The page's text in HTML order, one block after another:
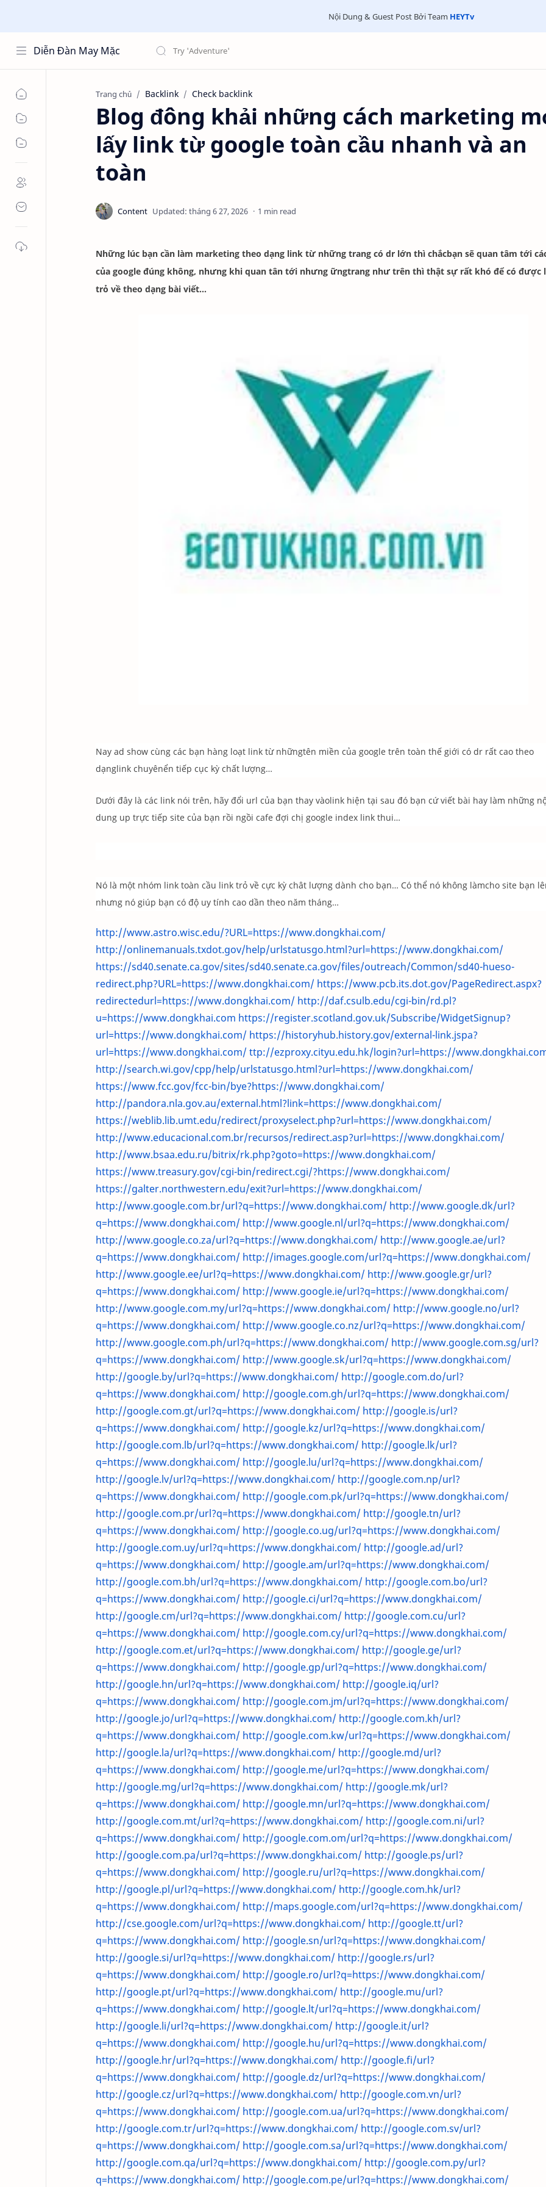
Nội Dung & Guest Post Bởi Team HEYTv
Diễn Đàn May Mặc
Trang chủ Backlink Check backlink
Blog đông khải những cách marketing
lấy link từ google toàn cầu nhanh và an
toàn
1 min read
Những lúc bạn cần làm marketing theo dạng link từ những trang có dr lớn thì chắcbạn sẽ quan tâm tới
của google đúng không, nhưng khi quan tân tới nhưng ữngtrang như trên thì thật sự rất khó để có được
trỏ về theo dạng bài viết…
Nay ad show cùng các bạn hàng loạt link từ nhữngtên miền của google trên toàn thế giới có dr rất cao theo
dạnglink chuyênển tiếp cục kỳ chất lượng…
Dưới đây là các link nói trên, hãy đổi url của bạn thay vàolink hiện tại sau đó bạn cứ viết bài hay làm những
dung up trực tiếp site của bạn rồi ngồi cafe đợi chị google index link thui…
Nó là một nhóm link toàn cầu link trỏ về cực kỳ chât lượng dành cho bạn… Có thể nó không làmcho site bạn
nhưng nó giúp bạn có độ uy tính cao dần theo năm tháng…
http://www.astro.wisc.edu/?URL=https://www.dongkhai.com/
http://onlinemanuals.txdot.gov/help/urlstatusgo.html?url=https://www.dongkhai.com/
https://sd40.senate.ca.gov/sites/sd40.senate.ca.gov/files/outreach/Common/sd40-hueso-
redirect.php?URL=https://www.dongkhai.com/ https://www.pcb.its.dot.gov/PageRedirect.aspx?
redirectedurl=https://www.dongkhai.com/ http://daf.csulb.edu/cgi-bin/rd.pl?
u=https://www.dongkhai.com https://register.scotland.gov.uk/Subscribe/WidgetSignup?
url=https://www.dongkhai.com/ https://historyhub.history.gov/external-link.jspa?
url=https://www.dongkhai.com/ ttp://ezproxy.cityu.edu.hk/login?url=https://
http://search.wi.gov/cpp/help/urlstatusgo.html?url=https://www.dongkhai.com/
https://www.fcc.gov/fcc-bin/bye?https://www.dongkhai.com/
http://pandora.nla.gov.au/external.html?link=https://www.dongkhai.com/
https://weblib.lib.umt.edu/redirect/proxyselect.php?url=https://www.dongkhai.com/
http://www.educacional.com.br/recursos/redirect.asp?url=https://www.dongkhai.com/
http://www.bsaa.edu.ru/bitrix/rk.php?goto=https://www.dongkhai.com/
https://www.treasury.gov/cgi-bin/redirect.cgi/?https://www.dongkhai.com/
https://galter.northwestern.edu/exit?url=https://www.dongkhai.com/
http://www.google.com.br/url?q=https://www.dongkhai.com/ http://www.google.dk/url?
q=https://www.dongkhai.com/ http://www.google.nl/url?q=https://www.dongkhai.com/
http://www.google.co.za/url?q=https://www.dongkhai.com/ http://www.google.ae/url?
q=https://www.dongkhai.com/ http://images.google.com/url?q=https://www.dongkhai.com/
http://www.google.ee/url?q=https://www.dongkhai.com/ http://www.google.gr/url?
q=https://www.dongkhai.com/ http://www.google.ie/url?q=https://www.dongkhai.com/
http://www.google.com.my/url?q=https://www.dongkhai.com/ http://www.google.no/url?
q=https://www.dongkhai.com/ http://www.google.co.nz/url?q=https://www.dongkhai.com/
http://www.google.com.ph/url?q=https://www.dongkhai.com/ http://www.google.com.sg/url?
q=https://www.dongkhai.com/ http://www.google.sk/url?q=https://www.dongkhai.com/
http://google.by/url?q=https://www.dongkhai.com/ http://google.com.do/url?
q=https://www.dongkhai.com/ http://google.com.gh/url?q=https://www.dongkhai.com/
http://google.com.gt/url?q=https://www.dongkhai.com/ http://google.is/url?
q=https://www.dongkhai.com/ http://google.kz/url?q=https://www.dongkhai.com/
http://google.com.lb/url?q=https://www.dongkhai.com/ http://google.lk/url?
q=https://www.dongkhai.com/ http://google.lu/url?q=https://www.dongkhai.com/
http://google.lv/url?q=https://www.dongkhai.com/ http://google.com.np/url?
q=https://www.dongkhai.com/ http://google.com.pk/url?q=https://www.dongkhai.com/
http://google.com.pr/url?q=https://www.dongkhai.com/ http://google.tn/url?
q=https://www.dongkhai.com/ http://google.co.ug/url?q=https://www.dongkhai.com/
http://google.com.uy/url?q=https://www.dongkhai.com/ http://google.ad/url?
q=https://www.dongkhai.com/ http://google.am/url?q=https://www.dongkhai.com/
http://google.com.bh/url?q=https://www.dongkhai.com/ http://google.com.bo/url?
q=https://www.dongkhai.com/ http://google.ci/url?q=https://www.dongkhai.com/
http://google.cm/url?q=https://www.dongkhai.com/ http://google.com.cu/url?
q=https://www.dongkhai.com/ http://google.com.cy/url?q=https://www.dongkhai.com/
http://google.com.et/url?q=https://www.dongkhai.com/ http://google.ge/url?
q=https://www.dongkhai.com/ http://google.gp/url?q=https://www.dongkhai.com/
http://google.hn/url?q=https://www.dongkhai.com/ http://google.iq/url?
q=https://www.dongkhai.com/ http://google.com.jm/url?q=https://www.dongkhai.com/
http://google.jo/url?q=https://www.dongkhai.com/ http://google.com.kh/url?
q=https://www.dongkhai.com/ http://google.com.kw/url?q=https://www.dongkhai.com/
http://google.la/url?q=https://www.dongkhai.com/ http://google.md/url?
q=https://www.dongkhai.com/ http://google.me/url?q=https://www.dongkhai.com/
http://google.mg/url?q=https://www.dongkhai.com/ http://google.mk/url?
q=https://www.dongkhai.com/ http://google.mn/url?q=https://www.dongkhai.com/
http://google.com.mt/url?q=https://www.dongkhai.com/ http://google.com.ni/url?
q=https://www.dongkhai.com/ http://google.com.om/url?q=https://www.dongkhai.com/
http://google.com.pa/url?q=https://www.dongkhai.com/ http://google.ps/url?
q=https://www.dongkhai.com/ http://google.ru/url?q=https://www.dongkhai.com/
http://google.pl/url?q=https://www.dongkhai.com/ http://google.com.hk/url?
q=https://www.dongkhai.com/ http://maps.google.com/url?q=https://www.dongkhai.com/
http://cse.google.com/url?q=https://www.dongkhai.com/ http://google.tt/url?
q=https://www.dongkhai.com/ http://google.sn/url?q=https://www.dongkhai.com/
http://google.si/url?q=https://www.dongkhai.com/ http://google.rs/url?
q=https://www.dongkhai.com/ http://google.ro/url?q=https://www.dongkhai.com/
http://google.pt/url?q=https://www.dongkhai.com/ http://google.mu/url?
q=https://www.dongkhai.com/ http://google.lt/url?q=https://www.dongkhai.com/
http://google.li/url?q=https://www.dongkhai.com/ http://google.it/url?
q=https://www.dongkhai.com/ http://google.hu/url?q=https://www.dongkhai.com/
http://google.hr/url?q=https://www.dongkhai.com/ http://google.fi/url?
q=https://www.dongkhai.com/ http://google.dz/url?q=https://www.dongkhai.com/
http://google.cz/url?q=https://www.dongkhai.com/ http://google.com.vn/url?
q=https://www.dongkhai.com/ http://google.com.ua/url?q=https://www.dongkhai.com/
http://google.com.tr/url?q=https://www.dongkhai.com/ http://google.com.sv/url?
q=https://www.dongkhai.com/ http://google.com.sa/url?q=https://www.dongkhai.com/
http://google.com.qa/url?q=https://www.dongkhai.com/ http://google.com.py/url?
q=https://www.dongkhai.com/ http://google.com.pe/url?q=https://www.dongkhai.com/